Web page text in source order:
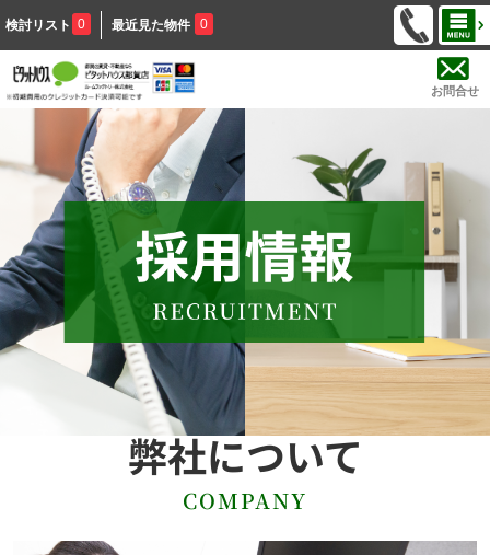
検討リスト 0 最近見た物件 0
お問合せ
弊社について
COMPANY